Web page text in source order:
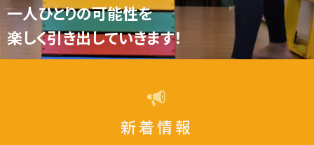
一人ひとりの可能性を
楽しく引き出していきます！
新着情報